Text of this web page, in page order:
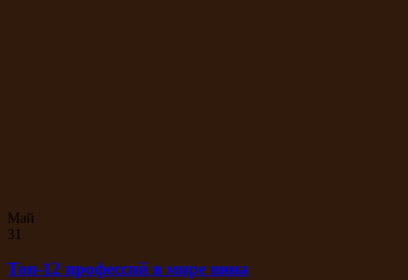
Май
31
Топ-12 профессий в мире вина